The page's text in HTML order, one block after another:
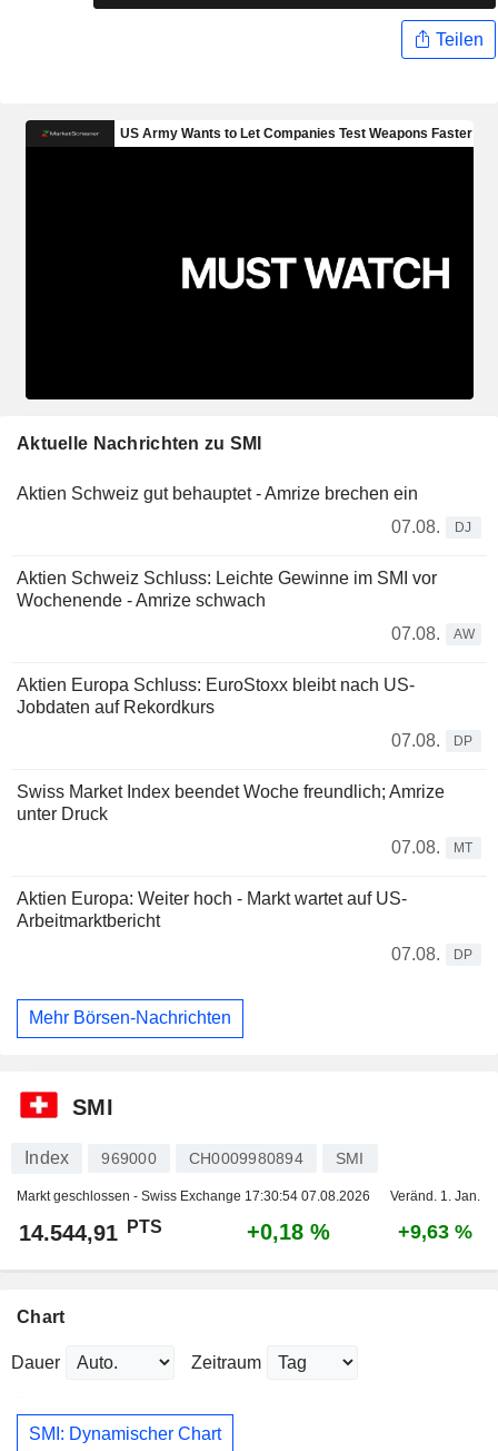
Teilen
Aktuelle Nachrichten zu SMI
Aktien Schweiz gut behauptet - Amrize brechen ein
07.08.
DJ
Aktien Schweiz Schluss: Leichte Gewinne im SMI vor
Wochenende - Amrize schwach
07.08.
AW
Aktien Europa Schluss: EuroStoxx bleibt nach US-
Jobdaten auf Rekordkurs
07.08.
DP
Swiss Market Index beendet Woche freundlich; Amrize
unter Druck
07.08.
MT
Aktien Europa: Weiter hoch - Markt wartet auf US-
Arbeitmarktbericht
07.08.
DP
Mehr Börsen-Nachrichten
SMI
Index 969000 CH0009980894 SMI
Markt geschlossen - Swiss Exchange 17:30:54 07.08.2026 Veränd. 1. Jan.
14.544,91 PTS +0,18 % +9,63 %
Chart
Dauer Zeitraum
SMI: Dynamischer Chart